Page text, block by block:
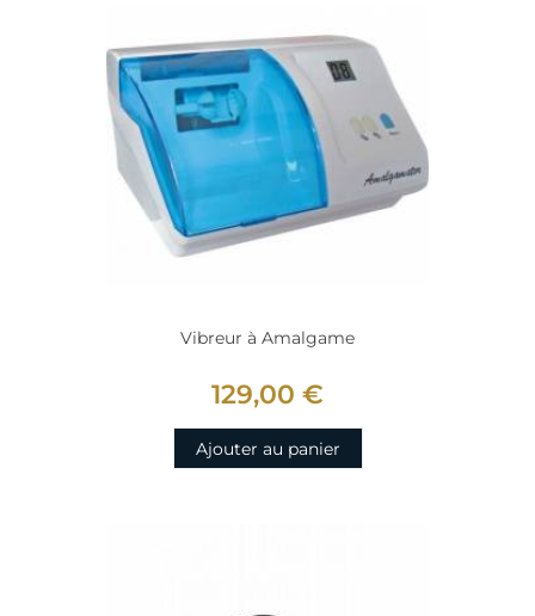
Vibreur à Amalgame
129,00 €
Ajouter au panier